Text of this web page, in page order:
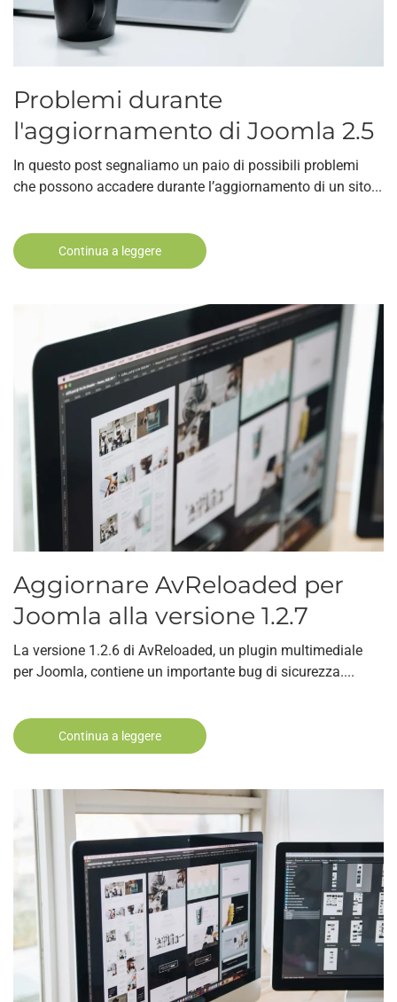
Problemi durante
l'aggiornamento di Joomla 2.5
In questo post segnaliamo un paio di possibili problemi
che possono accadere durante l’aggiornamento di un sito...
Continua a leggere
Aggiornare AvReloaded per
Joomla alla versione 1.2.7
La versione 1.2.6 di AvReloaded, un plugin multimediale
per Joomla, contiene un importante bug di sicurezza....
Continua a leggere